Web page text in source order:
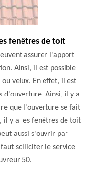
fenêtres de toit
assurer l'apport
Ainsi, il est possible
velux. En effet, il est
d'ouverture. Ainsi, il y a
que l'ouverture se fait
il y a les fenêtres de toit
aussi s'ouvrir par
solliciter le service
50.